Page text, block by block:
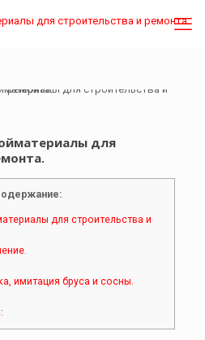
для
для строительства и
имитация бруса и сосны.